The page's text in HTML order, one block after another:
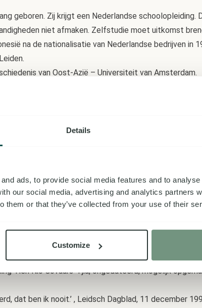
Details
ads, to provide social media features and to
our social media, advertising and analytics partners
them or that they’ve collected from your use of their
Customize
geboren. Zij krijgt een Nederlandse schoolopleiding.
niet afmaken. Zelfstudie moet uitkomst
na de nationalisatie van Nederlandse bedrijven in
van Oost-Azië – Universiteit van Amsterdam.
in 2016 na haar overlijden. Onno Havermans:
leeftijd’, Mare 14, 16 december 1999. Jacqueline
Universiteit Leiden. Hierna bereidt zij een biografie
februari.
Tien Nio Govaars-Tjia, ongedateerd, mogelijk
dat ben ik nooit.’ , Leidsch Dagblad, 11 december